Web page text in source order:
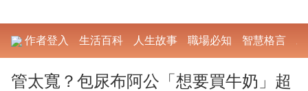
作者登入 生活百科 人生故事 職場必知 智慧格言
管太寬？包尿布阿公「想要買牛奶」超